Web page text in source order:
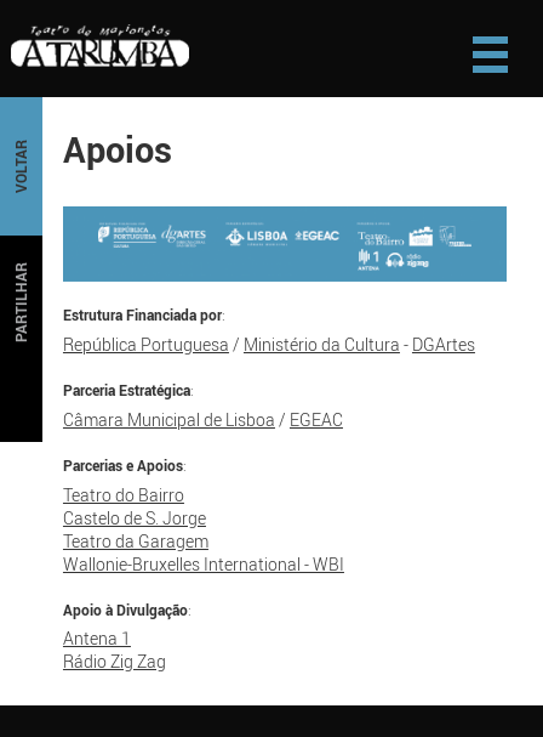
VOLTAR
PARTILHAR
Apoios
Estrutura Financiada por:
República Portuguesa / Ministério da Cultura - DGArtes
Parceria Estratégica:
Câmara Municipal de Lisboa / EGEAC
Parcerias e Apoios:
Teatro do Bairro
Castelo de S. Jorge
Teatro da Garagem
Wallonie-Bruxelles International - WBI
Apoio à Divulgação:
Antena 1
Rádio Zig Zag